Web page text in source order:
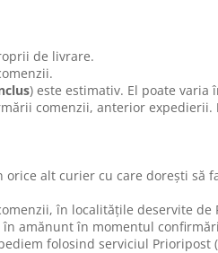
de livrare.
) este estimativ. El poate varia
comenzii, anterior expedierii.
alt curier cu care dorești să
în localitățile deservite de
amănunt în momentul
folosind serviciul Prioripost